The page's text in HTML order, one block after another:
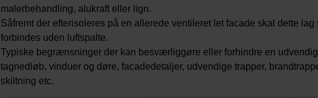
malerbehandling, alukraft eller lign.
Såfremt der efterisoleres på en allerede ventileret let facade skal dette
forbindes uden luftspalte.
Typiske begrænsninger der kan besværliggøre eller forhindre en
tagnedløb, vinduer og døre, facadedetaljer, udvendige trapper,
skiltning etc.